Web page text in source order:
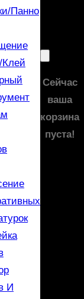
панно
Клей
И
Сейчас
ваша
корзина
пуста!